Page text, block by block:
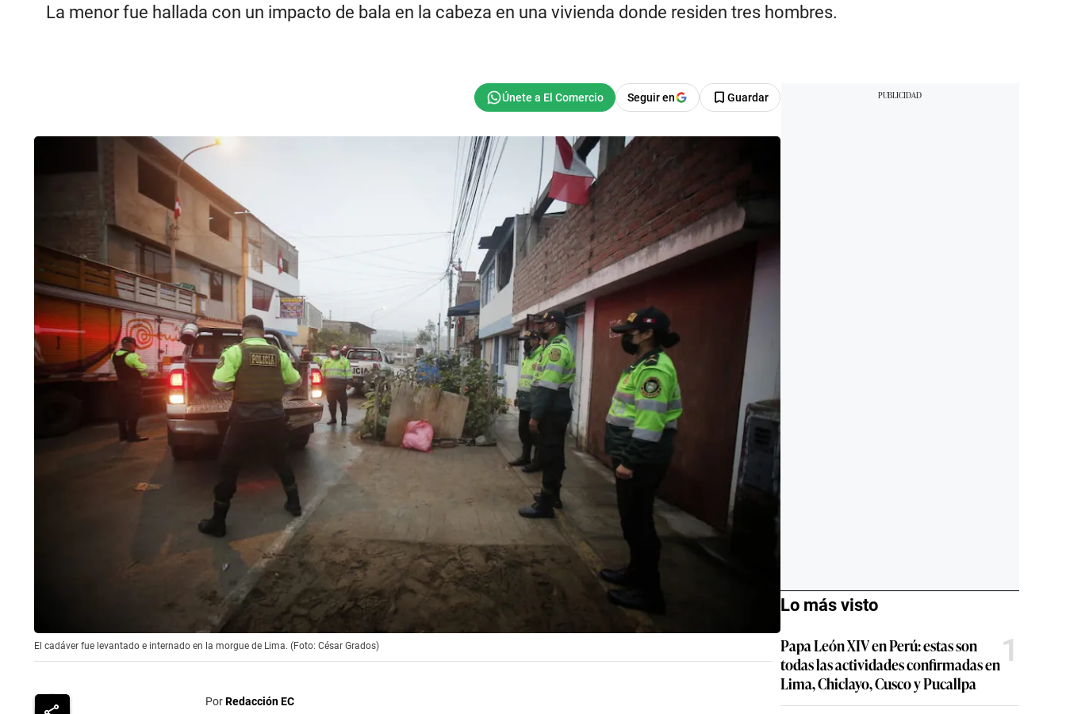
La menor fue hallada con un impacto de bala en la cabeza en una vivienda donde residen tres hombres.
Seguir en Guardar
El cadáver fue levantado e internado en la morgue de Lima. (Foto: César Grados)
PorRedacción EC
Lo más visto
Papa León XIV en Perú: estas son
todas las actividades confirmadas en
Lima, Chiclayo, Cusco y Pucallpa
1